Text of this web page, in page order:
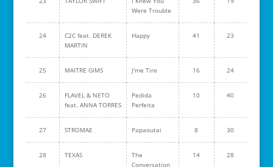
Were Trouble
24
C2C feat. DEREK
MARTIN
Happy 41 23
25 MAITRE GIMS J'me Tire 16 24
26
FLAVEL & NETO
feat. ANNA TORRES
Pedida
Perfeita
10 40
27 STROMAE Papaoutai 8 30
28 TEXAS
The
Conversation
14 28